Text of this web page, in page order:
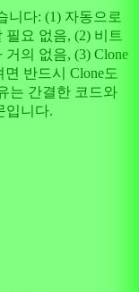
니다: (1) 자동으로
요 없음, (2) 비트
의 없음, (3) Clone
반드시 Clone도
는 간결한 코드와
입니다.